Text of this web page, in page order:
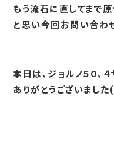
もう流石に直してまで
と思い今回お問い合わ
本日は、ジョルノ５０、
ありがとうございまし